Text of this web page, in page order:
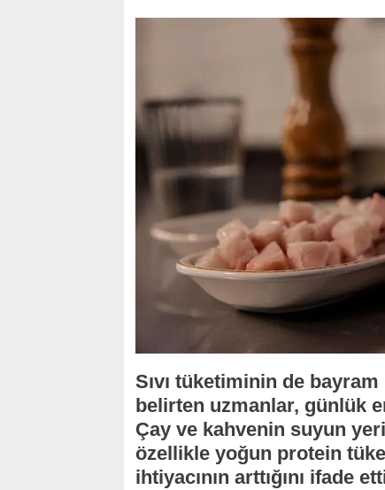
Sıvı tüketiminin de
belirten uzmanlar, günlük
Çay ve kahvenin suyun
özellikle yoğun protein
ihtiyacının arttığını ifade